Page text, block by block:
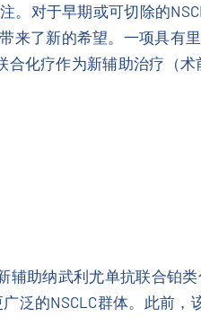
。对于早期或可切除的
来了新的希望。一项具有
合化疗作为新辅助治疗（
辅助纳武利尤单抗联合铂
泛的NSCLC群体。此前